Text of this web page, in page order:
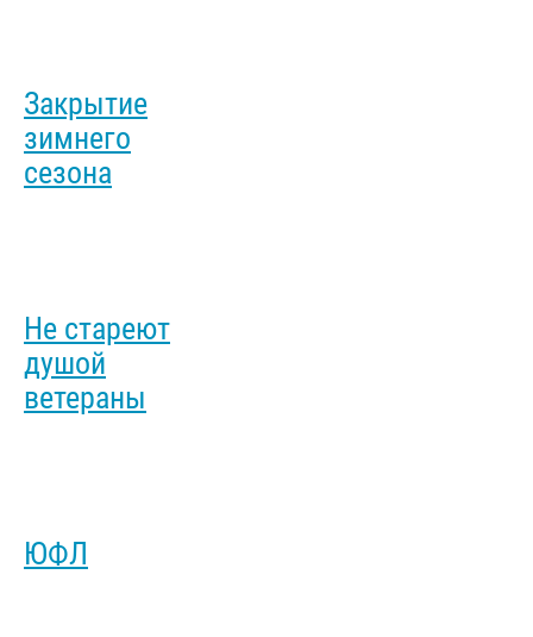
Закрытие
зимнего
сезона
Не стареют
душой
ветераны
ЮФЛ